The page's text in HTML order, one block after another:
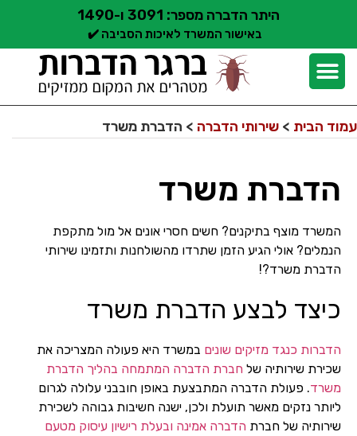
היתר הדברה מספר: 3091 ו-1490
באישור המשרד לאיכות הסביבה ✔️
עמוד הבית > שירותי הדברה > הדברת משרד
הדברת משרד
המשרד מוצף בתיקנים? חשים חסרי אונים אל מול מתקפת
הנמלים? אולי הגיע הזמן שתרדו מהשולחנות ותזמינו שירותי
הדברת משרד?!
כיצד לבצע הדברת משרד
הדברות כנגד מזיקים שונים במשרד היא פעולה המצריכה את
שכירת שירותיה של חברת הדברה המתמחה בהליך הדברת
משרד. פעולת הדברה המתבצעת באופן חובבני עלולה לגרום
ליותר נזקים מאשר תועלת ולכן, ישנה חשיבות גבוהה לשכירת
שירותיה של חברת הדברה אמינה ובעלת רישיון עיסוק מטעם